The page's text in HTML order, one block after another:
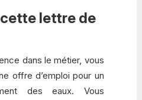
lettre de
dans le métier, vous
offre d’emploi pour un
des eaux. Vous